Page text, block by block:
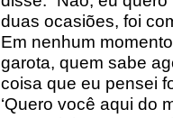
duas ocasiões, foi
Em nenhum
garota, quem sabe
coisa que eu pensei
‘Quero você aqui do